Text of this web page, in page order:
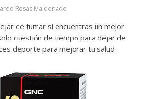
Rosas Maldonado
de fumar si encuentras un mejor
cuestión de tiempo para dejar de
deporte para mejorar tu salud.